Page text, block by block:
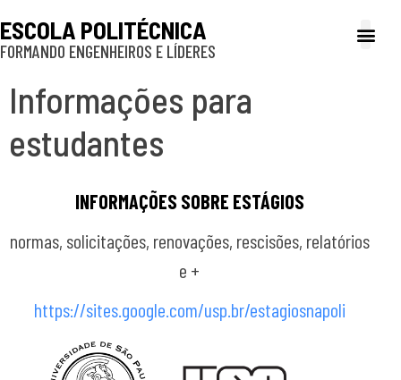
ESCOLA POLITÉCNICA
FORMANDO ENGENHEIROS E LÍDERES
Informações para
estudantes
INFORMAÇÕES SOBRE ESTÁGIOS
normas, solicitações, renovações, rescisões, relatórios
e +
https://sites.google.com/usp.br/estagiosnapoli